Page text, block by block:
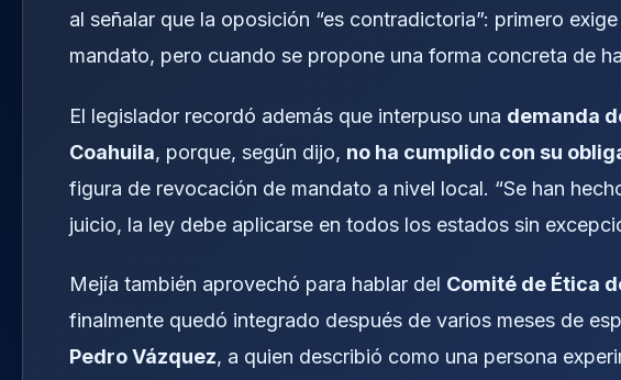
al señalar que la oposición “es contradictoria”: primero
mandato, pero cuando se propone una forma concreta de
El legislador recordó además que interpuso una demanda
Coahuila, porque, según dijo, no ha cumplido con su
figura de revocación de mandato a nivel local. “Se han
juicio, la ley debe aplicarse en todos los estados sin
Mejía también aprovechó para hablar del Comité de Ética
finalmente quedó integrado después de varios meses de
Pedro Vázquez, a quien describió como una persona